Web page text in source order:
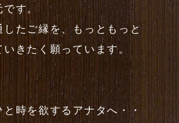
す。
したご縁を、もっともっと
きたく願っています。
時を欲するアナタへ・・